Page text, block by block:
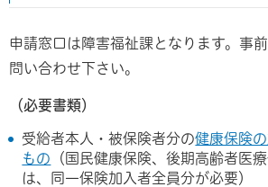
申請窓口は障害福祉課となります。事
問い合わせ下さい。
（必要書類）
受給者本人・被保険者分の健康保険
もの （国民健康保険、後期高齢者医
は、同一保険加入者全員分が必要）